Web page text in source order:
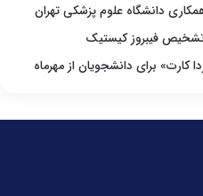
دانشگاه علوم پزشکی تهران
فیبروز کیستیک
برای دانشجویان از مهرماه